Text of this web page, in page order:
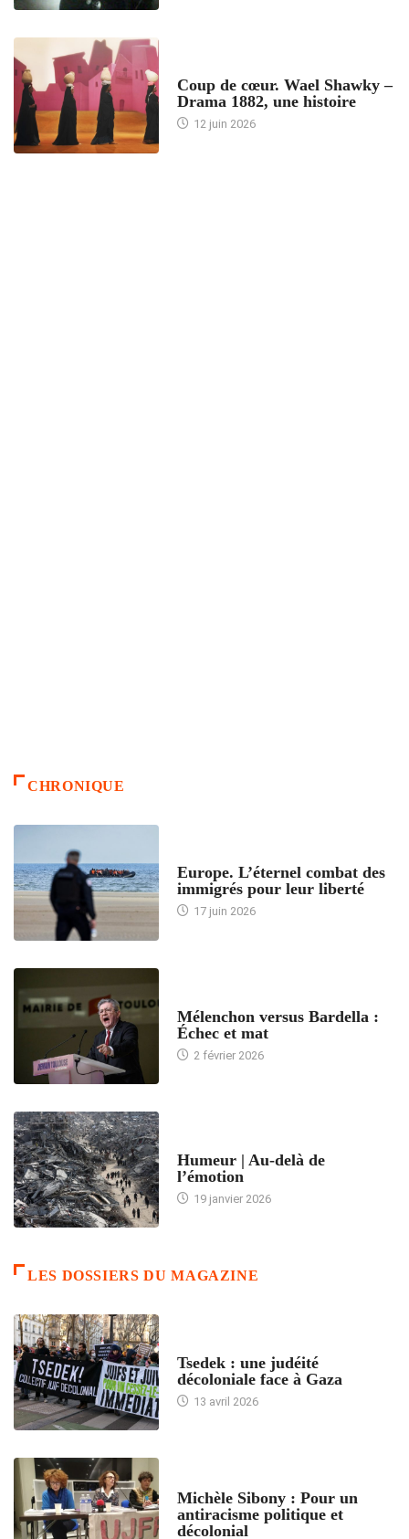
Coup de cœur. Wael Shawky –
Drama 1882, une histoire
12 juin 2026
CHRONIQUE
Europe. L’éternel combat des
immigrés pour leur liberté
17 juin 2026
Mélenchon versus Bardella :
Échec et mat
2 février 2026
Humeur | Au-delà de
l’émotion
19 janvier 2026
LES DOSSIERS DU MAGAZINE
Tsedek : une judéité
décoloniale face à Gaza
13 avril 2026
Michèle Sibony : Pour un
antiracisme politique et
décolonial